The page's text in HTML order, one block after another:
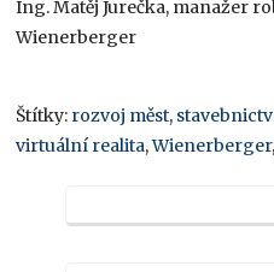
Ing. Matěj Jurečka, manažer
Wienerberger
Štítky: rozvoj měst,
virtuální realita,Wienerberger